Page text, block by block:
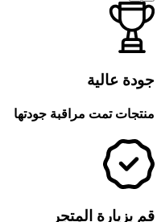
جودة عالية
منتجات تمت مراقبة جودتها
قم بزيارة المتجر